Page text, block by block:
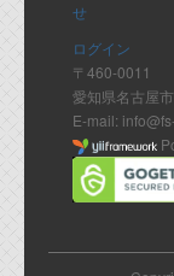
せ
ログイン
〒460-0011
愛知県名古屋
E-mail: